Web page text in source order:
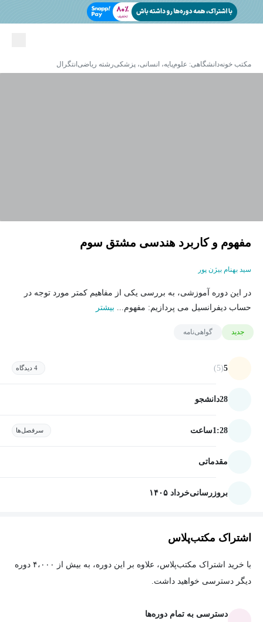
مکتب خونهدانشگاهی: علوم‌پایه، انسانی، پزشکیرشته ریاضی انتگرال
مفهوم و کاربرد هندسی مشتق سوم
سید بهنام بیژن پور
در این دوره آموزشی، به بررسی یکی از مفاهیم کمتر مورد توجه در
حساب دیفرانسیل می پردازیم: مفهوم... بیشتر
جدید گواهی‌نامه
5
(5) 4 دیدگاه
28دانشجو
1:28ساعت سرفصل‌ها
مقدماتی
بروزرسانیخرداد ۱۴۰۵
اشتراک مکتب‌پلاس
با خرید اشتراک مکتب‌پلاس، علاوه بر این دوره، به بیش از ۴،۰۰۰ دوره
دیگر دسترسی خواهید داشت.
دسترسی به تمام دوره‌ها